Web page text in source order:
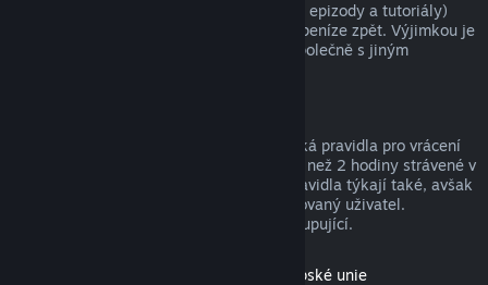
Za videa (tedy filmy, krátké filmy, seriály, epizody a tutoriály)
zakoupená ve službě Steam nelze získat peníze zpět. Výjimkou je
případ, kdy bylo video součástí balíčku společně s jiným
Na neaktivované dárky se vztahují klasická pravidla pro vrácení
peněz (tedy 14 dnů od zakoupení a méně než 2 hodiny strávené v
produktu). Aktivovaných dárků se tato pravidla týkají také, avšak
žádost o vrácení peněz musí zadat obdarovaný uživatel.
Prostředky použité k nákupu získá zpět kupující.
Odstoupení od smlouvy podle práva Evropské unie